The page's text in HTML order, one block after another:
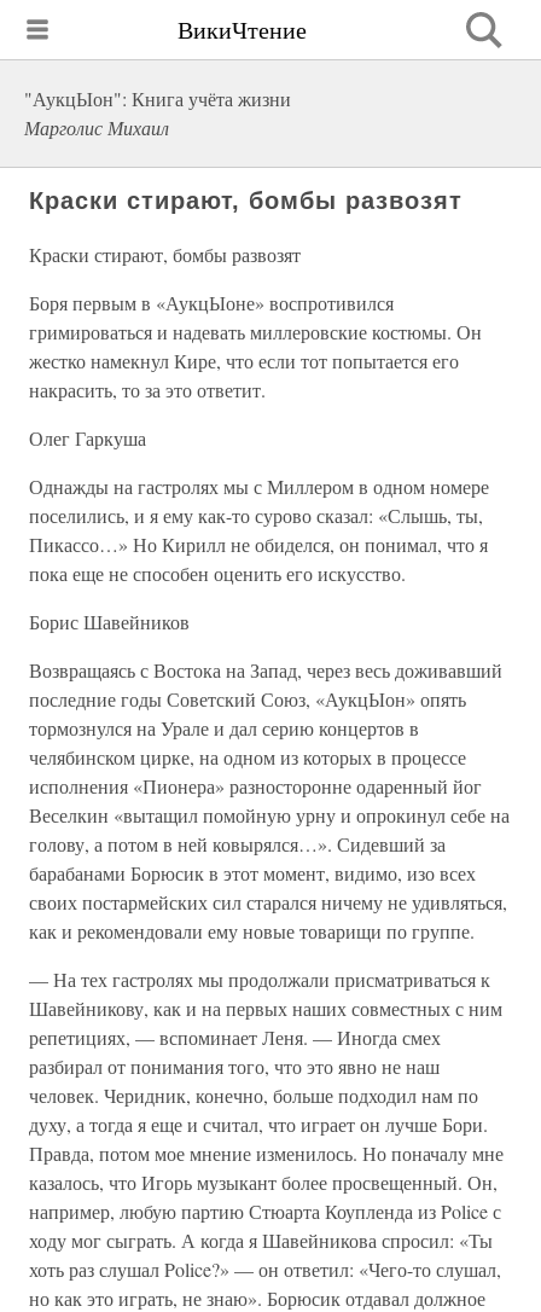
ВикиЧтение
"АукцЫон": Книга учёта жизни
Марголис Михаил
Краски стирают, бомбы развозят
Краски стирают, бомбы развозят
Боря первым в «АукцЫоне» воспротивился
гримироваться и надевать миллеровские костюмы. Он
жестко намекнул Кире, что если тот попытается его
накрасить, то за это ответит.
Олег Гаркуша
Однажды на гастролях мы с Миллером в одном номере
поселились, и я ему как-то сурово сказал: «Слышь, ты,
Пикассо…» Но Кирилл не обиделся, он понимал, что я
пока еще не способен оценить его искусство.
Борис Шавейников
Возвращаясь с Востока на Запад, через весь доживавший
последние годы Советский Союз, «АукцЫон» опять
тормознулся на Урале и дал серию концертов в
челябинском цирке, на одном из которых в процессе
исполнения «Пионера» разносторонне одаренный йог
Веселкин «вытащил помойную урну и опрокинул себе на
голову, а потом в ней ковырялся…». Сидевший за
барабанами Борюсик в этот момент, видимо, изо всех
своих постармейских сил старался ничему не удивляться,
как и рекомендовали ему новые товарищи по группе.
— На тех гастролях мы продолжали присматриваться к
Шавейникову, как и на первых наших совместных с ним
репетициях, — вспоминает Леня. — Иногда смех
разбирал от понимания того, что это явно не наш
человек. Черидник, конечно, больше подходил нам по
духу, а тогда я еще и считал, что играет он лучше Бори.
Правда, потом мое мнение изменилось. Но поначалу мне
казалось, что Игорь музыкант более просвещенный. Он,
например, любую партию Стюарта Коупленда из Police с
ходу мог сыграть. А когда я Шавейникова спросил: «Ты
хоть раз слушал Police?» — он ответил: «Чего-то слушал,
но как это играть, не знаю». Борюсик отдавал должное